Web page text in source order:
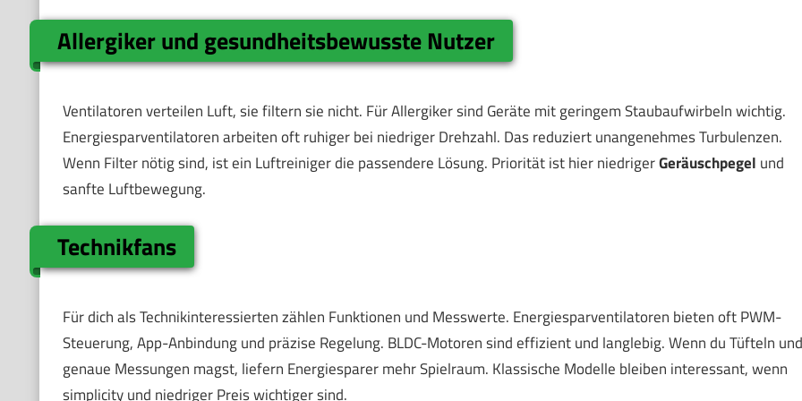
Allergiker und gesundheitsbewusste Nutzer
Ventilatoren verteilen Luft, sie filtern sie nicht. Für Allergiker sind Geräte mit geringem Staubaufwirbeln wichtig.
Energiesparventilatoren arbeiten oft ruhiger bei niedriger Drehzahl. Das reduziert unangenehmes Turbulenzen.
Wenn Filter nötig sind, ist ein Luftreiniger die passendere Lösung. Priorität ist hier niedrigerGeräuschpegel und
sanfte Luftbewegung.
Technikfans
Für dich als Technikinteressierten zählen Funktionen und Messwerte. Energiesparventilatoren bieten oft PWM-
Steuerung, App-Anbindung und präzise Regelung. BLDC-Motoren sind effizient und langlebig. Wenn du Tüfteln und
genaue Messungen magst, liefern Energiesparer mehr Spielraum. Klassische Modelle bleiben interessant, wenn
simplicity und niedriger Preis wichtiger sind.